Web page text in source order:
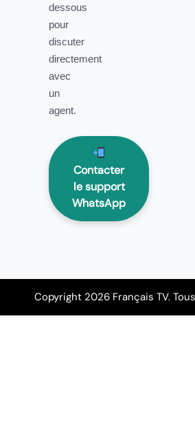
dessous
pour
discuter
directement
avec
un
agent.
Contacter
le support
WhatsApp
Copyright 2026 Français TV.